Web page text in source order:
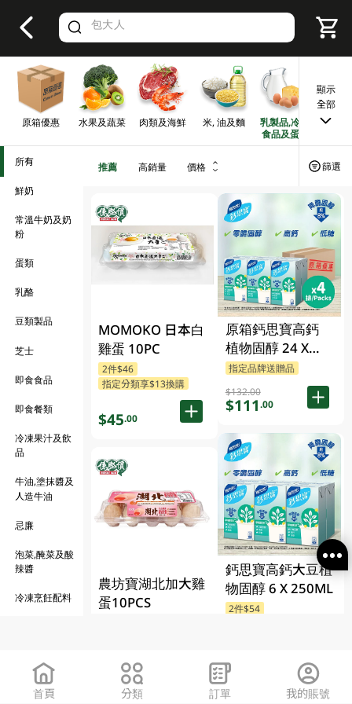
Valid Until 30 June 2026
原箱優惠 水果及蔬菜 肉類及海鮮 米, 油及麵
乳製品,冷凍
食品及蛋類
早餐
顯示
全部
所有
鮮奶
常溫牛奶及奶
粉
蛋類
乳酪
豆類製品
芝士
即食食品
即食餐類
冷凍果汁及飲
品
牛油,塗抹醬及
人造牛油
忌廉
泡菜,醃菜及酸
辣醬
冷凍烹飪配料
橄欖, 冷凍沾醬
及醬料
推薦 高銷量 價格 篩選
MOMOKO 日本白
雞蛋 10PC
2件$46
指定分類享$13換購
$45.00
農坊寶湖北加大雞
蛋10PCS
$25.00
原箱鈣思寶高鈣
植物固醇 24 X
250ML
指定品牌送贈品
$132.00
$111.00
鈣思寶高鈣大豆植
物固醇 6 X 250ML
2件$54
$33
首頁 分類 訂單 我的賬號